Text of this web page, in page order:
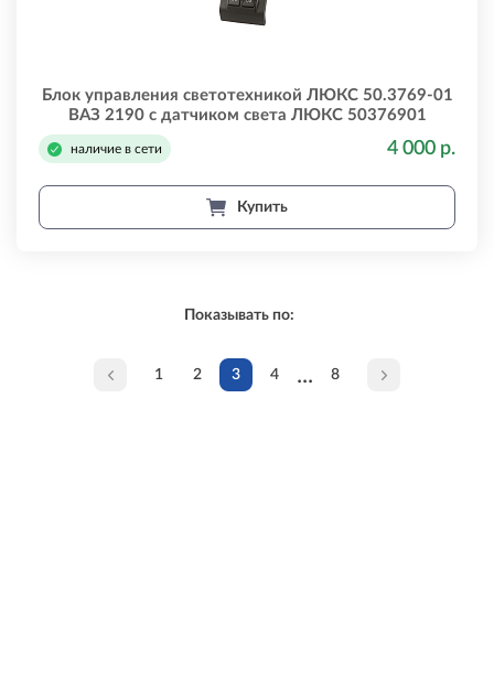
Блок управления светотехникой ЛЮКС 50.3769-01
ВАЗ 2190 с датчиком света ЛЮКС 50376901
наличие в сети 4 000 р.
Купить
Показывать по:
1 2 3 4 ... 8